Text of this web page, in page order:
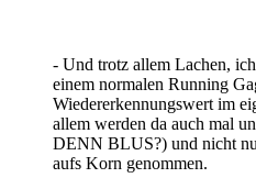
- Und trotz allem Lachen,
einem normalen Running
Wiedererkennungswert im
allem werden da auch mal
DENN BLUS?) und nicht
aufs Korn genommen.